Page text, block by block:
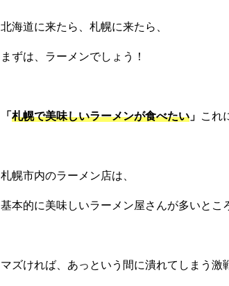
北海道に来たら、札幌に来たら、
まずは、ラーメンでしょう！
「 札幌で美味しいラーメンが食べたい 」 これ
札幌市内のラーメン店は、
基本的に美味しいラーメン屋さんが多いとこ
マズければ、あっという間に潰れてしまう激